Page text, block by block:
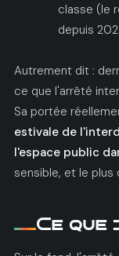
classe (le
depuis
Autrement dit :
ce que l'arrêté
Sa portée
estivale de
l'espace public
sensible, et le plus
Ce